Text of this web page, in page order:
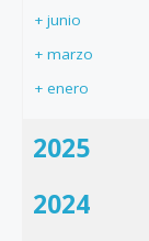
+ junio
+ marzo
+ enero
2025
2024